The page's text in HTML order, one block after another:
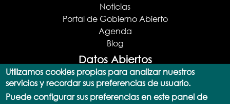
Noticias
Portal de Gobierno Abierto
Agenda
Blog
Datos Abiertos
Portal de datos abiertos
Actualizaciones
Catálogo de datos
Utilizamos cookies propias para analizar nuestros
servicios y recordar sus preferencias de usuario.
Puede configurar sus preferencias en este panel de